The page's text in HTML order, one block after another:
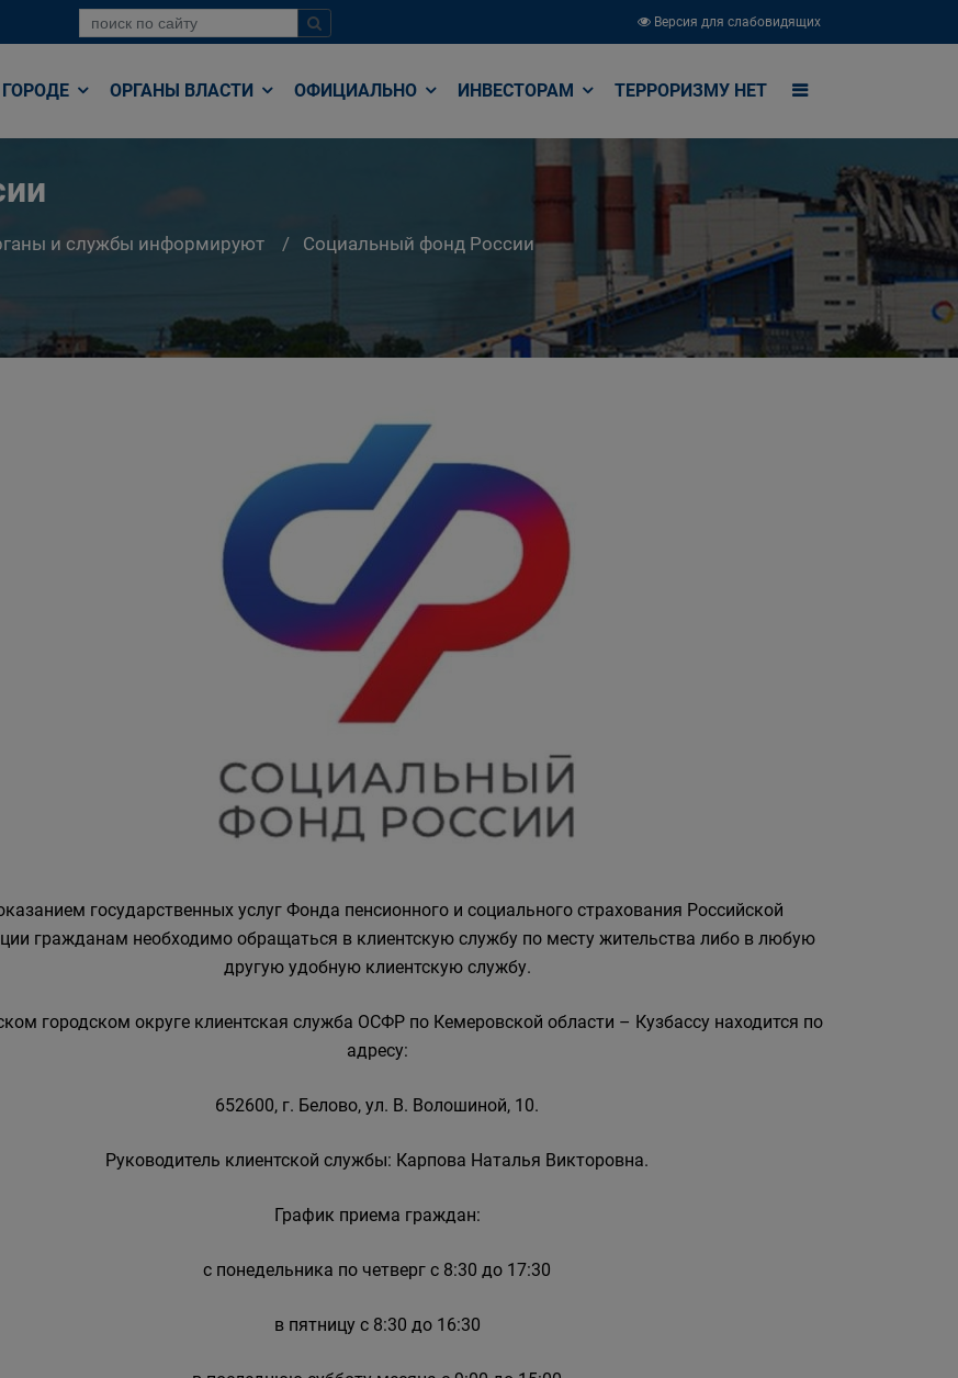
Версия для слабовидящих
ОРГАНЫ ВЛАСТИ ОФИЦИАЛЬНО ИНВЕСТОРАМ ТЕРРОРИЗМУ НЕТ
и службы информируют Социальный фонд России
государственных услуг Фонда пенсионного и социального страхования Российской
гражданам необходимо обращаться в клиентскую службу по месту жительства либо в любую
другую удобную клиентскую службу.
городском округе клиентская служба ОСФР по Кемеровской области – Кузбассу находится по
адресу:
652600, г. Белово, ул. В. Волошиной, 10.
Руководитель клиентской службы: Карпова Наталья Викторовна.
График приема граждан:
с понедельника по четверг с 8:30 до 17:30
в пятницу с 8:30 до 16:30